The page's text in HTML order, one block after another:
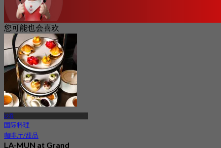
您可能也会喜欢
沙吞
国际料理
咖啡厅/甜品
LA-MUN at Grand